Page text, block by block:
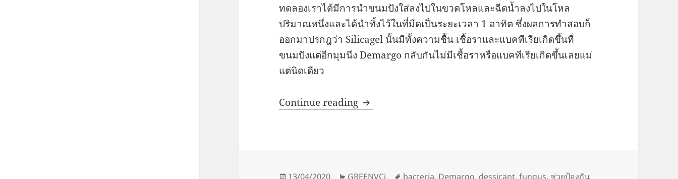
ทดลองเราได้มีการนำขนมปังใส่ลงไปในขวดโหลและฉีดน้ำลงไปในโหล
ปริมาณหนึ่งและได้นำทิ้งไว้ในที่มืดเป็นระยะเวลา 1 อาทิต ซึ่งผลการทำสอบก็
ออกมาปรกฎว่า Silicagel นั้นมีทั้งความชื้น เชื้อราและแบคทีเรียเกิดขึ้นที่
ขนมปังแต่อีกมุมนึง Demargo กลับกันไม่มีเชื้อราหรือแบคทีเรียเกิดขึ้นเลยแม่
แต่นิดเดียว
Continue reading ทดสอบ ! Demargo สารป้องกันความชื้นช่วยป้องเชื้อราและแบคทีเรีย
Posted
13/04/2020 Categories
GREENVCi Tags
bacteria, Demargo, dessicant,fungus, ช่วยป้องกัน